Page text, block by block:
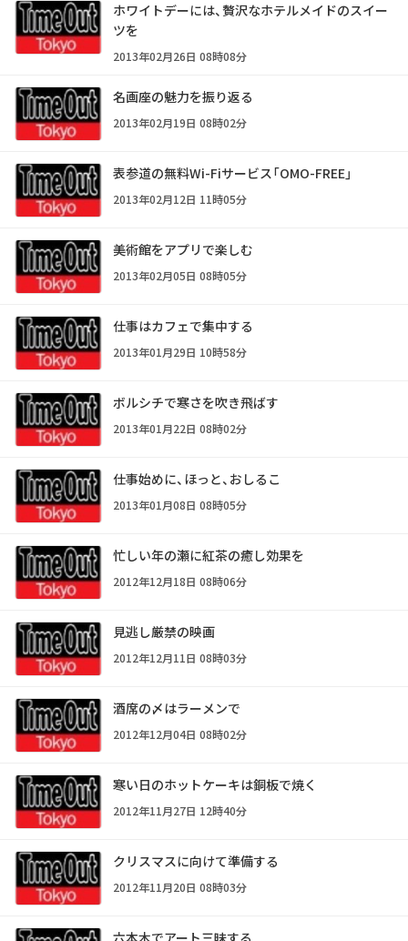
ホワイトデーには、贅沢なホテルメイドのスイー
ツを
2013年02月26日 08時08分
名画座の魅力を振り返る
2013年02月19日 08時02分
表参道の無料Wi-Fiサービス「OMO-FREE」
2013年02月12日 11時05分
美術館をアプリで楽しむ
2013年02月05日 08時05分
仕事はカフェで集中する
2013年01月29日 10時58分
ボルシチで寒さを吹き飛ばす
2013年01月22日 08時02分
仕事始めに、ほっと、おしるこ
2013年01月08日 08時05分
忙しい年の瀬に紅茶の癒し効果を
2012年12月18日 08時06分
見逃し厳禁の映画
2012年12月11日 08時03分
酒席の〆はラーメンで
2012年12月04日 08時02分
寒い日のホットケーキは銅板で焼く
2012年11月27日 12時40分
クリスマスに向けて準備する
2012年11月20日 08時03分
六本木でアート三昧する